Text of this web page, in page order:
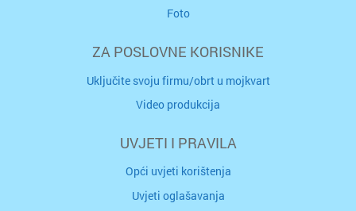
Foto
ZA POSLOVNE KORISNIKE
Uključite svoju firmu/obrt u mojkvart
Video produkcija
UVJETI I PRAVILA
Opći uvjeti korištenja
Uvjeti oglašavanja